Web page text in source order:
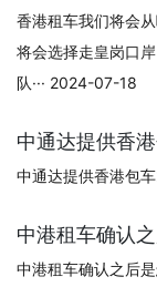
香港租车我们将会
将会选择走皇岗口
队··· 2024-07-18
中通达提供香
中通达提供香港包
中港租车确认
中港租车确认之后